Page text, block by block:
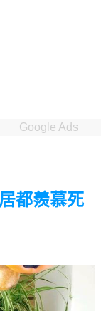
Google Ads
都羨慕死